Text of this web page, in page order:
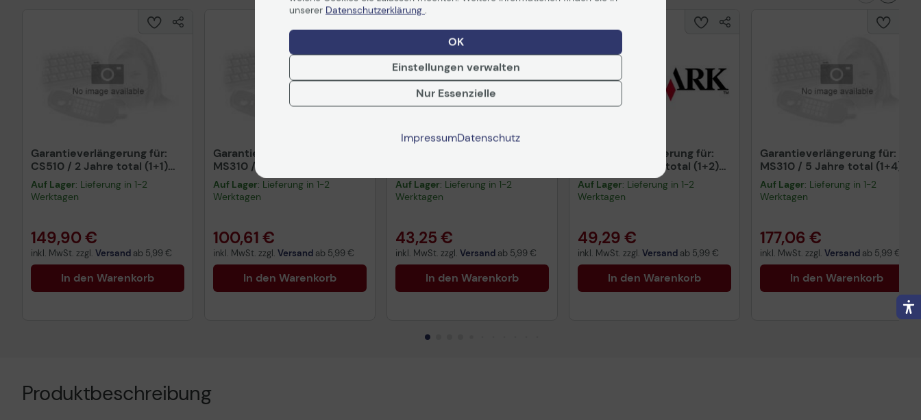
Garantieverlängerung für:
CS510 / 2 Jahre total (1+1)
vor Or
Auf Lager: Lieferung in 1-2
Werktagen
149,90 €
inkl. MwSt. zzgl. Versand ab 5,99 €
In den Warenkorb
Garantieverlängerung für:
MS310 / 4 Jahre total (1+3)
vor Or
Auf Lager: Lieferung in 1-2
Werktagen
100,61 €
inkl. MwSt. zzgl. Versand ab 5,99 €
In den Warenkorb
vor Or
Auf Lager: Lieferung in 1-2
Werktagen
43,25 €
inkl. MwSt. zzgl. Versand ab 5,99 €
In den Warenkorb
Garantieverlängerung für:
MS310 / 3 Jahre total (1+2)
Rüchse
Auf Lager: Lieferung in 1-2
Werktagen
49,29 €
inkl. MwSt. zzgl. Versand ab 5,99 €
In den Warenkorb
Garantieverlängerung für:
MS310 / 5 Jahre total (1+4)
vor Or
Auf Lager: Lieferung in 1-2
Werktagen
177,06 €
inkl. MwSt. zzgl. Versand ab 5,99 €
In den Warenkorb
Produktbeschreibung
unserer Datenschutzerklärung .
OK
Einstellungen verwalten
Nur Essenzielle
ImpressumDatenschutz